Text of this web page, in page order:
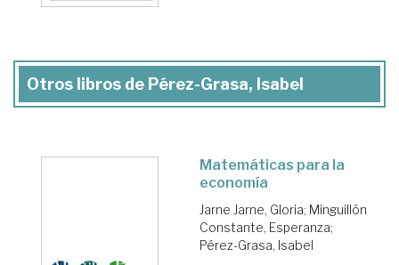
Otros libros de Pérez-Grasa, Isabel
Matemáticas para la
economía
Jarne Jarne, Gloria; Minguillón
Constante, Esperanza;
Pérez-Grasa, Isabel